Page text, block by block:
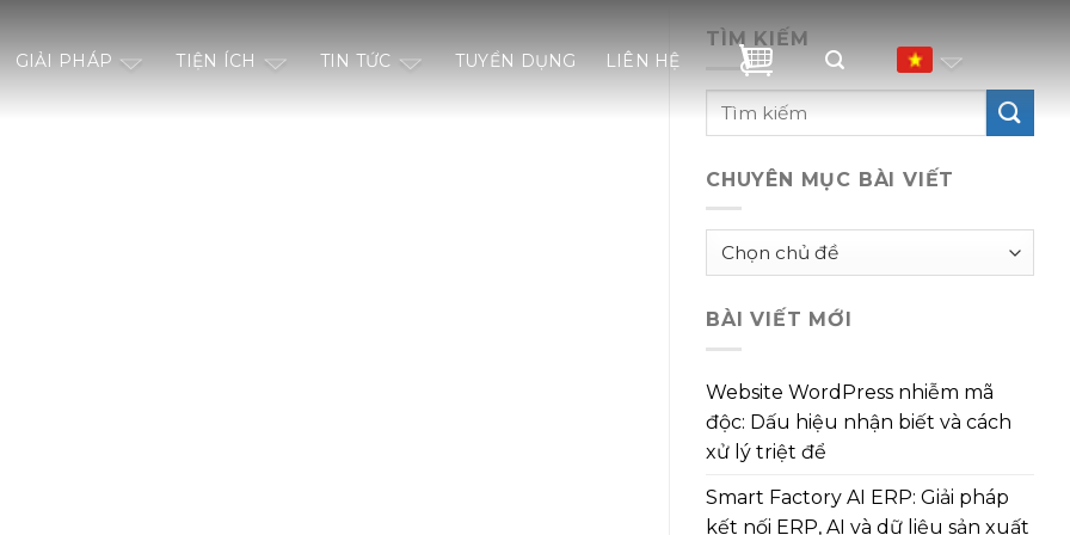
GIẢI PHÁP TIỆN ÍCH TIN TỨC TUYỂN DỤNG LIÊN HỆ
TÌM KIẾM
CHUYÊN MỤC BÀI VIẾT
Chuyên
viết
BÀI VIẾT MỚI
Website WordPress nhiễm mã
độc: Dấu hiệu nhận biết và cách
xử lý triệt để
Smart Factory AI ERP: Giải pháp
kết nối ERP, AI và dữ liệu sản xuất